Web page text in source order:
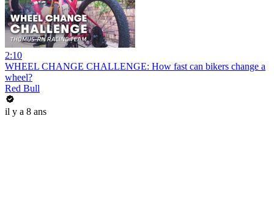
2:10
WHEEL CHANGE CHALLENGE: How fast can bikers change a
wheel?
Red Bull
il y a 8 ans